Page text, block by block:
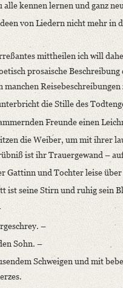
- Staats- und
zur Geschichte der
84.
nach meiner geringen Meinung
- Staats- und
hs. m. U.
kennen lernen und ganz
von Liedern nicht mehr
mittheilenich will
prosaische
die Stille des
Freunde einen
die Weiber, um mit ihrer
ist ihr Trauergewand –
Gattinn und Tochter leise
ist seine Stirn und ruhig sein
–
Sohn. –
Schweigen und mit